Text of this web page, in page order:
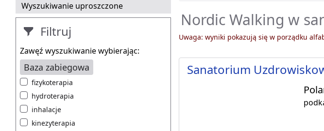
Wyszukiwanie uproszczone
Filtruj
Zawęź wyszukiwanie wybierając:
Baza zabiegowa
fizykoterapia
hydroterapia
inhalacje
kinezyterapia
Nordic Walking w
Uwaga: wyniki pokazują się w porządku
Sanatorium